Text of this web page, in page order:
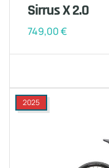
Sirrus X 2.0
749,00€
2025